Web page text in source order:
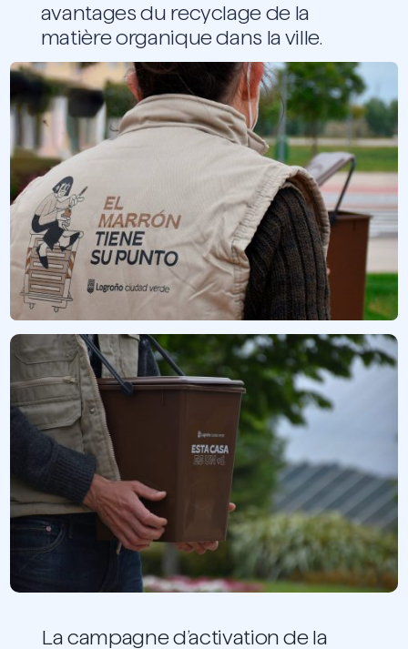
avantages du recyclage de la
matière organique dans la ville.
La campagne d’activation de la